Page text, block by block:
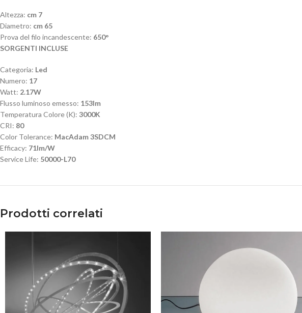
Altezza: cm 7
Diametro: cm 65
Prova del filo incandescente: 650°
SORGENTI INCLUSE
Categoria: Led
Numero: 17
Watt: 2.17W
Flusso luminoso emesso: 153lm
Temperatura Colore (K): 3000K
CRI: 80
Color Tolerance: MacAdam 3SDCM
Efficacy: 71lm/W
Service Life: 50000-L70
Prodotti correlati